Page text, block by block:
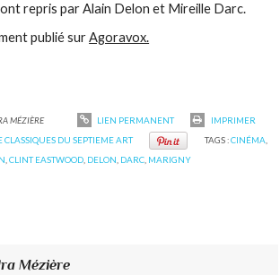
repris par Alain Delon et Mireille Darc.
publié surAgoravox.
MÉZIÈRE LIEN PERMANENT
IMPRIMER
CLASSIQUES DU SEPTIEME ART TAGS :CINÉMA
,CLINT EASTWOOD DELON DARC MARIGNY
Mézière